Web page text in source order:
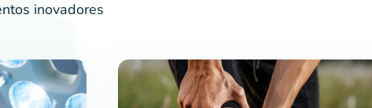
inovadores